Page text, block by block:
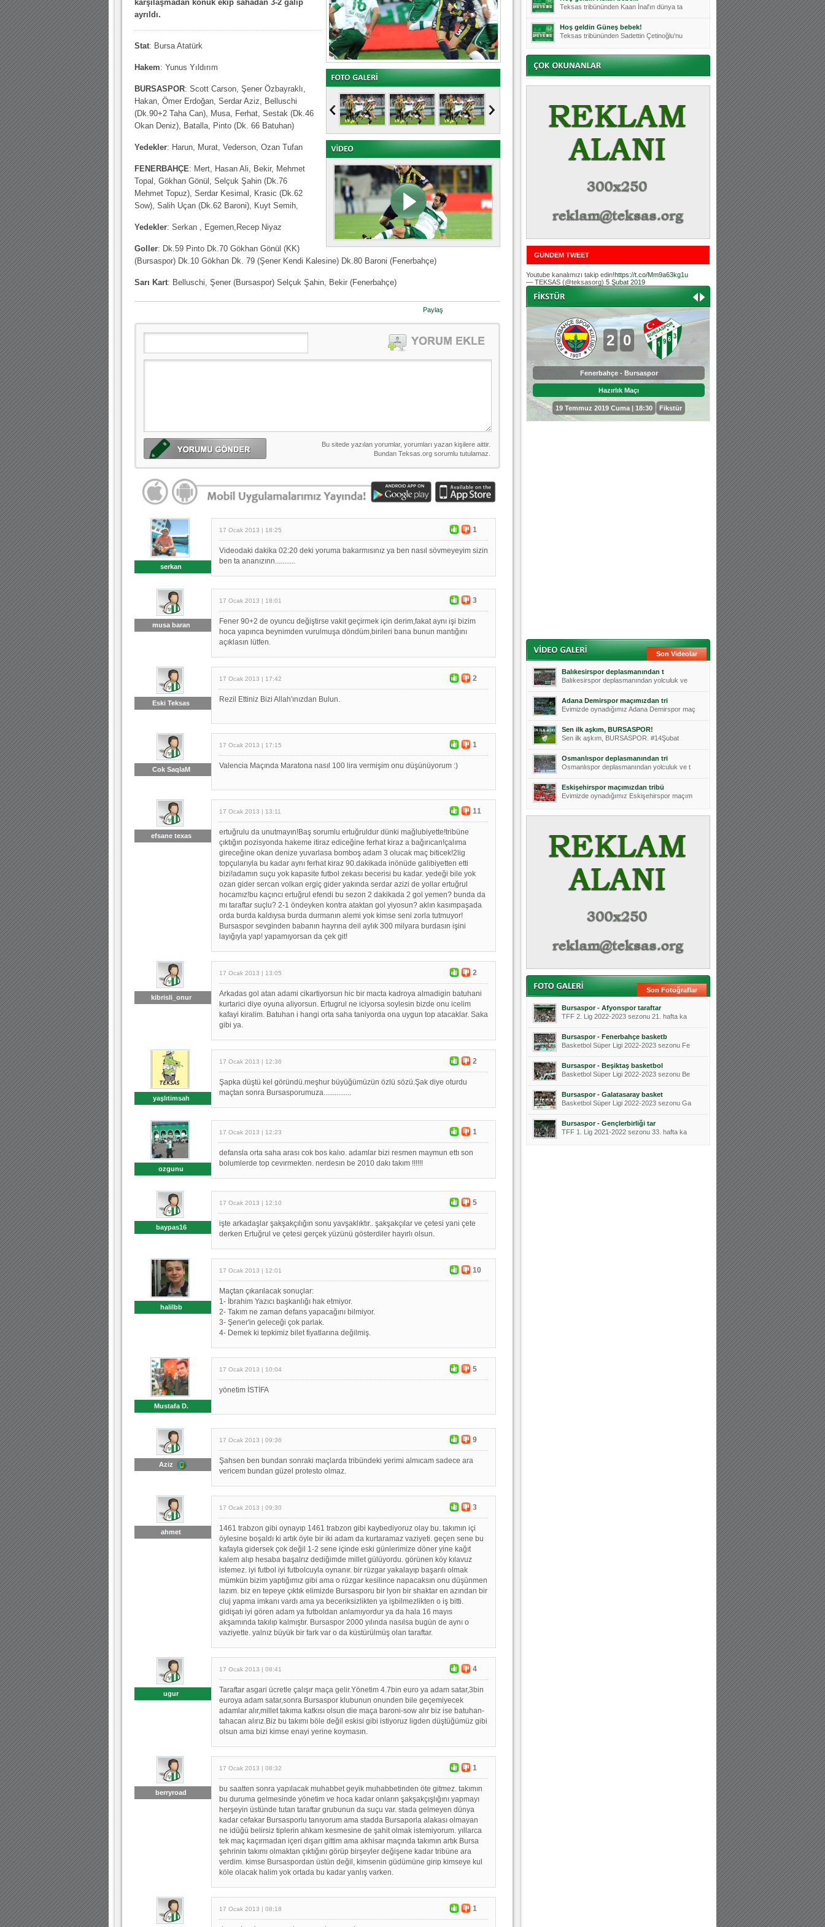
10.04.2023 14:44 |
16.07.2024 14:32 | Hoş geldin Kerem Bebek!
08.01.2024 19:01 | Hoş geldin Aslan bebek!
karşılaşmadan konuk ekip sahadan 3-2 galip
ayrıldı.
Stat: Bursa Atatürk
Hakem: Yunus Yıldırım
BURSASPOR: Scott Carson, Şener Özbayraklı,
Hakan, Ömer Erdoğan, Serdar Aziz, Belluschi
(Dk.90+2 Taha Can), Musa, Ferhat, Sestak (Dk.46
Okan Deniz), Batalla, Pinto (Dk. 66 Batuhan)
Yedekler: Harun, Murat, Vederson, Ozan Tufan
FENERBAHÇE: Mert, Hasan Ali, Bekir, Mehmet
Topal, Gökhan Gönül, Selçuk Şahin (Dk.76
Mehmet Topuz), Serdar Kesimal, Krasic (Dk.62
Sow), Salih Uçan (Dk.62 Baroni), Kuyt Semih,
Yedekler: Serkan , Egemen,Recep Niyaz
Goller: Dk.59 Pinto Dk.70 Gökhan Gönül (KK)
(Bursaspor) Dk.10 Gökhan Dk. 79 (Şener Kendi Kalesine) Dk.80 Baroni (Fenerbahçe)
Sarı Kart: Belluschi, Şener (Bursaspor) Selçuk Şahin, Bekir (Fenerbahçe)
Paylaş
serkan
17 Ocak 2013 | 18:25 1
Videodaki dakika 02:20 deki yoruma bakarmısınız ya ben nasıl sövmeyeyim sizin
ben ta ananızınn...........
musa baran
17 Ocak 2013 | 18:01 3
Fener 90+2 de oyuncu değiştirse vakit geçirmek için derim,fakat aynı işi bizim
hoca yapınca beynimden vurulmuşa döndüm,birileri bana bunun mantığını
açıklasın lütfen.
Eski Teksas
17 Ocak 2013 | 17:42 2
Rezil Ettiniz Bizi Allah'ınızdan Bulun.
Cok SaqlaM
17 Ocak 2013 | 17:15 1
Valencia Maçında Maratona nasıl 100 lira vermişim onu düşünüyorum :)
efsane texas
17 Ocak 2013 | 13:11 11
ertuğrulu da unutmayın!Baş sorumlu ertuğruldur dünki mağlubiyette!tribüne
çıktığın pozisyonda hakeme itiraz ediceğine ferhat kiraz a bağırıcan!çalıma
gireceğine okan denize yuvarlasa bomboş adam 3 olucak maç biticek!2lig
topçularıyla bu kadar aynı ferhat kiraz 90.dakikada inönüde galibiyetten etti
bizi!adamın suçu yok kapasite futbol zekası becerisi bu kadar. yedeği bile yok
ozan gider sercan volkan ergiç gider yakında serdar azizi de yollar ertuğrul
hocamız!bu kaçıncı ertuğrul efendi bu sezon 2 dakikada 2 gol yemen? bunda da
mı taraftar suçlu? 2-1 öndeyken kontra ataktan gol yiyosun? aklın kasımpaşada
orda burda kaldıysa burda durmanın alemi yok kimse seni zorla tutmuyor!
Bursaspor sevginden babanın hayrına deil aylık 300 milyara burdasın işini
layığıyla yap! yapamıyorsan da çek git!
kibrisli_onur
17 Ocak 2013 | 13:05 2
Arkadas gol atan adami cikartiyorsun hic bir macta kadroya almadigin batuhani
kurtarici diye oyuna aliyorsun. Ertugrul ne iciyorsa soylesin bizde onu icelim
kafayi kiralim. Batuhan i hangi orta saha taniyorda ona uygun top atacaklar. Saka
gibi ya.
yaşlıtimsah
17 Ocak 2013 | 12:36 2
Şapka düştü kel göründü.meşhur büyüğümüzün özlü sözü.Şak diye oturdu
maçtan sonra Bursasporumuza...............
ozgunu
17 Ocak 2013 | 12:23 1
defansla orta saha arası cok bos kalıo. adamlar bizi resmen maymun ettı son
bolumlerde top cevırmekten. nerdesın be 2010 dakı takım !!!!!!
baypas16
17 Ocak 2013 | 12:10 5
işte arkadaşlar şakşakçılığın sonu yavşaklıktır.. şakşakçılar ve çetesi yani çete
derken Ertuğrul ve çetesi gerçek yüzünü gösterdiler hayırlı olsun.
halilbb
17 Ocak 2013 | 12:01 10
Maçtan çıkarılacak sonuçlar:
1- İbrahim Yazıcı başkanlığı hak etmiyor.
2- Takım ne zaman defans yapacağını bilmiyor.
3- Şener'in geleceği çok parlak.
4- Demek ki tepkimiz bilet fiyatlarına değilmiş.
Mustafa D.
17 Ocak 2013 | 10:04 5
yönetim İSTİFA
Aziz
17 Ocak 2013 | 09:36 9
Şahsen ben bundan sonraki maçlarda tribündeki yerimi almıcam sadece ara
vericem bundan güzel protesto olmaz.
ahmet
17 Ocak 2013 | 09:30 3
1461 trabzon gibi oynayıp 1461 trabzon gibi kaybediyoruz olay bu. takımın içi
öylesine boşaldı ki artık öyle bir iki adam da kurtaramaz vaziyeti. geçen sene bu
kafayla gidersek çok değil 1-2 sene içinde eski günlerimize döner yine kağıt
kalem alıp hesaba başalrız dediğimde millet gülüyordu. görünen köy kılavuz
istemez. iyi futbol iyi futbolcuyla oynanır. bir rüzgar yakalayıp başarılı olmak
mümkün bizim yaptığımız gibi ama o rüzgar kesilince napacaksın onu düşünmen
lazım. biz en tepeye çıktık elimizde Bursasporu bir lyon bir shaktar en azından bir
cluj yapma imkanı vardı ama ya beceriksizlikten ya işbilmezlikten o iş bitti.
gidişatı iyi gören adam ya futboldan anlamıyordur ya da hala 16 mayıs
akşamında takılıp kalmıştır. Bursaspor 2000 yılında nasılsa bugün de aynı o
vaziyette. yalnız büyük bir fark var o da küstürülmüş olan taraftar.
ugur
17 Ocak 2013 | 08:41 4
Taraftar asgari ücretle çalışır maça gelir.Yönetim 4.7bin euro ya adam satar,3bin
euroya adam satar,sonra Bursaspor klubunun onunden bile geçemiyecek
adamlar alır,millet takıma katkısı olsun die maça baroni-sow alır biz ise batuhan-
tahacan alırız.Biz bu takımı böle değil eskisi gibi istiyoruz ligden düştüğümüz gibi
olsun ama bizi kimse enayi yerine koymasın.
berryroad
17 Ocak 2013 | 08:32 1
bu saatten sonra yapılacak muhabbet geyik muhabbetinden öte gitmez. takımın
bu duruma gelmesinde yönetim ve hoca kadar onların şakşakçışlığını yapmayı
herşeyin üstünde tutan taraftar grubunun da suçu var. stada gelmeyen dünya
kadar cefakar Bursasporlu tanıyorum ama stadda Bursaporla alakası olmayan
ne idüğü belirsiz tiplerin ahkam kesmesine de şahit olmak istemiyorum. yıllarca
tek maç kaçırmadan içeri dışarı gittim ama akhisar maçında takımın artık Bursa
şehrinin takımı olmaktan çıktığını görüp birşeyler değişene kadar tribüne ara
verdim. kimse Bursaspordan üstün değil, kimsenin güdümüne girip kimseye kul
köle olacak halim yok ortada bu kadar yanlış varken.
17 Ocak 2013 | 08:18 1
Teksas tribününden Kaan İnal'ın dünya ta
Hoş geldin Güneş bebek!
Teksas tribününden Sadettin Çetinoğlu'nu
Mutluluklar Ceyhun Tetik
Teksas tribünlerinin sevilen isimlerinde
Bursasporumuzun önü açılsın is
Hoş geldin Alaz Bebek!
Teksas.org sistem yöneticisi, ekibimizin
Hoş geldin Göktuğ Bebek!
Teksas.org ekibimizden ve tribünlerimizi
Teksas tribünlerinden Basri İleri'nin dü
Hoş geldin Kerem Bebek!
Tribünlerimizden Mesut Ulusoy'un (Duka)
Hoş geldin Aslan bebek!
Teksas tribününden Kaan İnal'ın dünya ta
Hoş geldin Güneş bebek!
Teksas tribününden Sadettin Çetinoğlu'nu
GÜNDEM TWEET
Youtube kanalımızı takip edin!https://t.co/Mm9a63kg1u
— TEKSAS (@teksasorg) 5 Şubat 2019
- - 2 0
Fenerbahçe - Bursaspor
Hazırlık Maçı
19 Temmuz 2019 Cuma | 18:30 Fikstür
0 3
Bursaspor - Sepahan
Hazırlık Maçı
25 Temmuz 2019 Perşembe |
Son Videolar
Balıkesirspor deplasmanından t
Balıkesirspor deplasmanından yolculuk ve
Adana Demirspor maçımızdan tri
Evimizde oynadığımız Adana Demirspor maç
Sen ilk aşkım, BURSASPOR!
Sen ilk aşkım, BURSASPOR. #14Şubat
Osmanlıspor deplasmanından tri
Osmanlıspor deplasmanından yolculuk ve t
Eskişehirspor maçımızdan tribü
Evimizde oynadığımız Eskişehirspor maçım
Son Fotoğraflar
Bursaspor - Afyonspor taraftar
TFF 2. Lig 2022-2023 sezonu 21. hafta ka
Bursaspor - Fenerbahçe basketb
Basketbol Süper Ligi 2022-2023 sezonu Fe
Bursaspor - Beşiktaş basketbol
Basketbol Süper Ligi 2022-2023 sezonu Be
Bursaspor - Galatasaray basket
Basketbol Süper Ligi 2022-2023 sezonu Ga
Bursaspor - Gençlerbirliği tar
TFF 1. Lig 2021-2022 sezonu 33. hafta ka